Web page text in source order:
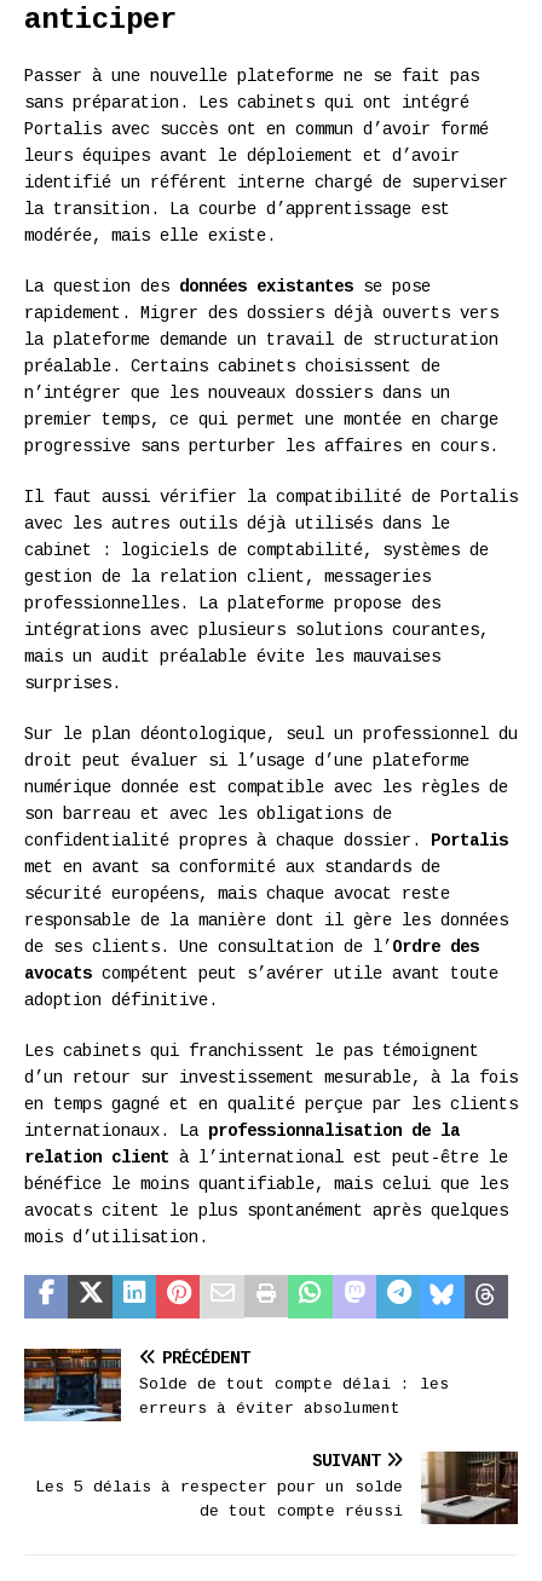
anticiper
Passer à une nouvelle plateforme ne se fait pas
sans préparation. Les cabinets qui ont intégré
Portalis avec succès ont en commun d’avoir formé
leurs équipes avant le déploiement et d’avoir
identifié un référent interne chargé de superviser
la transition. La courbe d’apprentissage est
modérée, mais elle existe.
La question des données existantes se pose
rapidement. Migrer des dossiers déjà ouverts vers
la plateforme demande un travail de structuration
préalable. Certains cabinets choisissent de
n’intégrer que les nouveaux dossiers dans un
premier temps, ce qui permet une montée en charge
progressive sans perturber les affaires en cours.
Il faut aussi vérifier la compatibilité de Portalis
avec les autres outils déjà utilisés dans le
cabinet : logiciels de comptabilité, systèmes de
gestion de la relation client, messageries
professionnelles. La plateforme propose des
intégrations avec plusieurs solutions courantes,
mais un audit préalable évite les mauvaises
surprises.
Sur le plan déontologique, seul un professionnel du
droit peut évaluer si l’usage d’une plateforme
numérique donnée est compatible avec les règles de
son barreau et avec les obligations de
confidentialité propres à chaque dossier.
Portalis
met en avant sa conformité aux standards de
sécurité européens, mais chaque avocat reste
responsable de la manière dont il gère les données
de ses clients. Une consultation de l’ Ordre des
avocats compétent peut s’avérer utile avant toute
adoption définitive.
Les cabinets qui franchissent le pas témoignent
d’un retour sur investissement mesurable, à la fois
en temps gagné et en qualité perçue par les clients
internationaux. La professionnalisation de la
relation client à l’international est peut-être le
bénéfice le moins quantifiable, mais celui que les
avocats citent le plus spontanément après quelques
mois d’utilisation.
PRÉCÉDENT
Solde de tout compte délai : les
erreurs à éviter absolument
SUIVANT
Les 5 délais à respecter pour un solde
de tout compte réussi